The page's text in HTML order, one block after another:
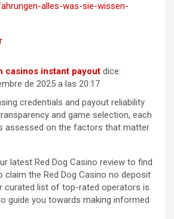
alles-was-sie-wissen-
casinos instant payout dice:
de 2025 a las 20:17
credentials and payout reliability
and game selection, each
assessed on the factors that matter
latest Red Dog Casino review to find
claim the Red Dog Casino no deposit
curated list of top-rated operators is
guide you towards making informed